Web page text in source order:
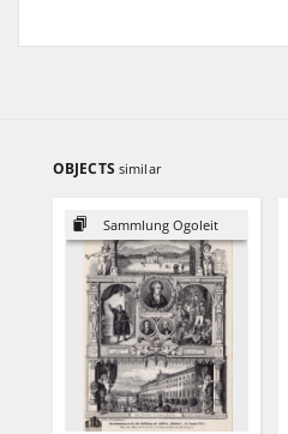
OBJECTS similar
Sammlung Ogoleit